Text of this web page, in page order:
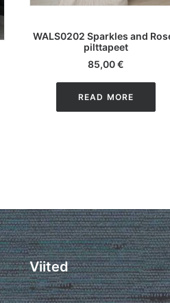
WALS0202 Sparkles and
pilttapeet
85,00€
READ MORE
Viited